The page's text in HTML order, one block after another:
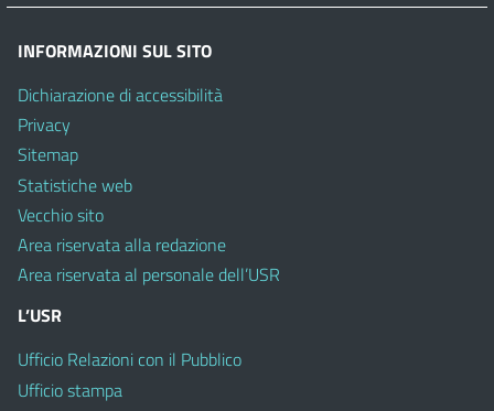
INFORMAZIONI SUL SITO
Dichiarazione di accessibilità
Privacy
Sitemap
Statistiche web
Vecchio sito
Area riservata alla redazione
Area riservata al personale dell’USR
L’USR
Ufficio Relazioni con il Pubblico
Ufficio stampa